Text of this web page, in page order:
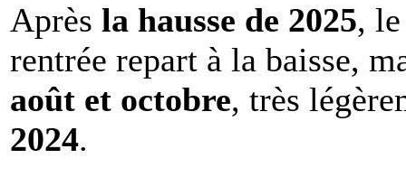
Après la hausse de 2025,
rentrée repart à la baisse,
août et octobre, très
2024.